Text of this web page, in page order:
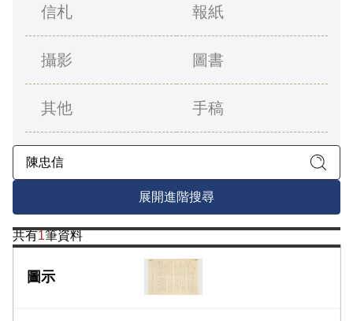
信札 報紙
攝影 圖書
其他 手稿
展開進階搜尋
共有1筆資料